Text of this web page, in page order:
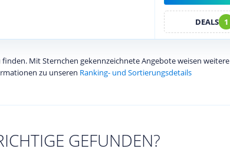
DEALS 1
Mit Sternchen gekennzeichnete Angebote weisen weitere
zu unseren Ranking- und Sortierungsdetails
GEFUNDEN?